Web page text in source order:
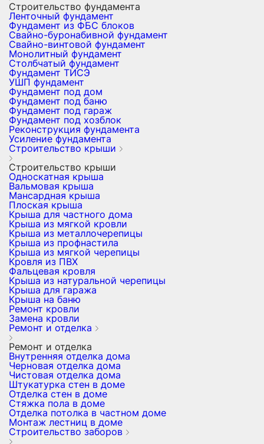
Строительство фундамента
Ленточный фундамент
Фундамент из ФБС блоков
Свайно-буронабивной фундамент
Свайно-винтовой фундамент
Монолитный фундамент
Столбчатый фундамент
Фундамент ТИСЭ
УШП фундамент
Фундамент под дом
Фундамент под баню
Фундамент под гараж
Фундамент под хозблок
Реконструкция фундамента
Усиление фундамента
Строительство крыши
Строительство крыши
Односкатная крыша
Вальмовая крыша
Мансардная крыша
Плоская крыша
Крыша для частного дома
Крыша из мягкой кровли
Крыша из металлочерепицы
Крыша из профнастила
Крыша из мягкой черепицы
Кровля из ПВХ
Фальцевая кровля
Крыша из натуральной черепицы
Крыша для гаража
Крыша на баню
Ремонт кровли
Замена кровли
Ремонт и отделка
Ремонт и отделка
Внутренняя отделка дома
Черновая отделка дома
Чистовая отделка дома
Штукатурка стен в доме
Отделка стен в доме
Стяжка пола в доме
Отделка потолка в частном доме
Монтаж лестниц в доме
Строительство заборов